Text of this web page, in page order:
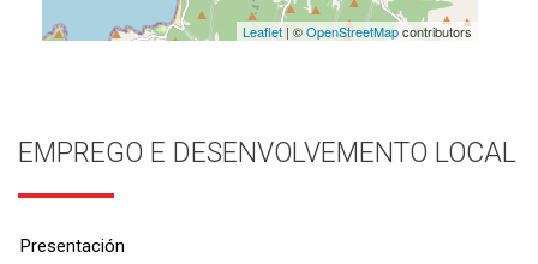
Leaflet| ©OpenStreetMapcontributors
EMPREGO E DESENVOLVEMENTO LOCAL
Presentación